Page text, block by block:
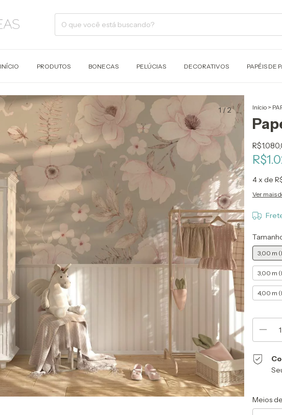
INÍCIO PRODUTOS BONECAS PELÚCIAS DECORATIVOS PAPÉIS DE
1/2 Início >
4x de
Ver mais
3,00 m
3,00 m
4,00 m
Entregas
Meios